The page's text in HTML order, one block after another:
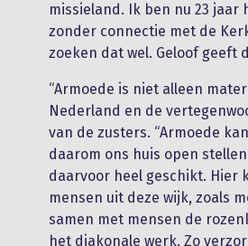
missieland. Ik ben nu 23
zonder connectie met de
zoeken dat wel. Geloof geeft
“Armoede is niet alleen
Nederland en de
van de zusters. “Armoede
daarom ons huis open
daarvoor heel geschikt. Hier
mensen uit deze wijk, zoals
samen met mensen de
het diakonale werk. Zo